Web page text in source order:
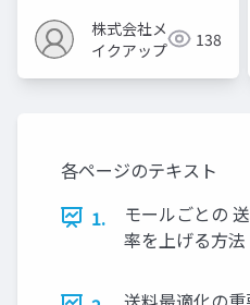
株式会社メ
イクアップ
138
各ページのテキスト
1.
モールごとの
率を上げる方法